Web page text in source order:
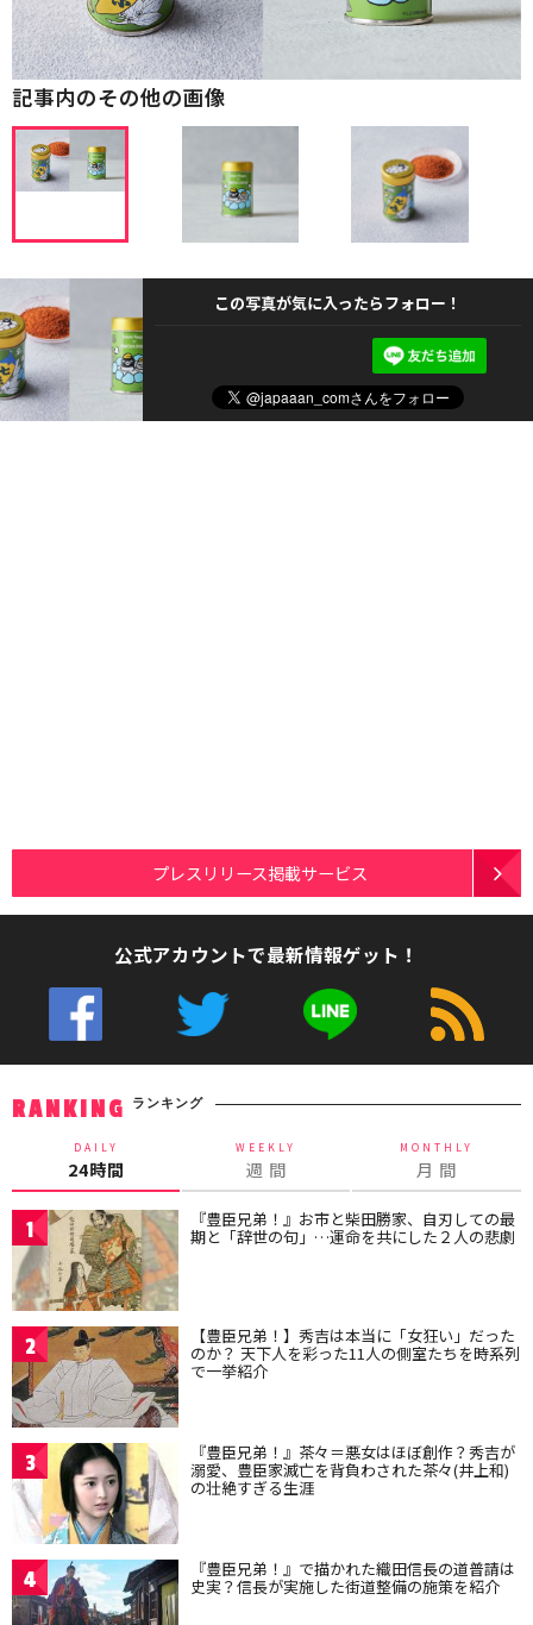
記事内のその他の画像
この写真が気に入ったらフォロー！
プレスリリース掲載サービス
公式アカウントで最新情報ゲット！
RANKING ランキング
DAILY
24時間
WEEKLY
週 間
MONTHLY
月 間
1 『豊臣兄弟！』お市と柴田勝家、自刃しての最
期と「辞世の句」…運命を共にした２人の悲劇
2 【豊臣兄弟！】秀吉は本当に「女狂い」だった
のか？ 天下人を彩った11人の側室たちを時系列
で一挙紹介
3 『豊臣兄弟！』茶々＝悪女はほぼ創作？秀吉が
溺愛、豊臣家滅亡を背負わされた茶々(井上和)
の壮絶すぎる生涯
4 『豊臣兄弟！』で描かれた織田信長の道普請は
史実？信長が実施した街道整備の施策を紹介